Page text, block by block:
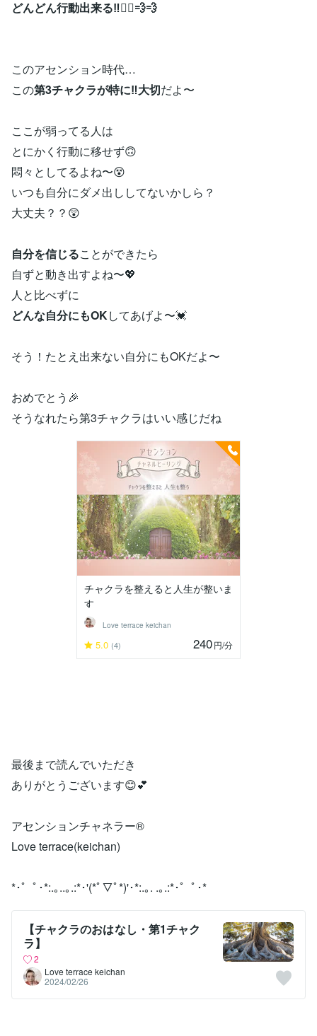
どんどん行動出来る‼︎🏃‍♀️💨💨
このアセンション時代…
この第3チャクラが特に‼︎大切だよ〜
ここが弱ってる人は
とにかく行動に移せず🙃
悶々としてるよね〜😵
いつも自分にダメ出ししてないかしら？
大丈夫？？😲
自分を信じることができたら
自ずと動き出すよね〜💖
人と比べずに
どんな自分にもOKしてあげよ〜💓
そう！たとえ出来ない自分にもOKだよ〜
おめでとう🎉
そうなれたら第3チャクラはいい感じだね
チャクラを整えると人生が整いま
す
Love terrace keichan
5.0 (4) 240円/分
最後まで読んでいただき
ありがとうございます😊💕
アセンションチャネラー®
Love terrace(keichan)
*･゜ﾟ･*:.｡..｡.:*･'(*ﾟ▽ﾟ*)'･*:.｡. .｡.:*･゜ﾟ･*
【チャクラのおはなし・第1チャク
ラ】
2
Love terrace keichan
2024/02/26